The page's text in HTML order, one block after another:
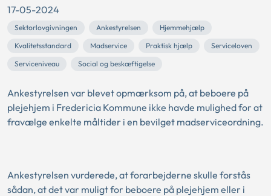
17-05-2024
Sektorlovgivningen Ankestyrelsen
Hjemmehjælp
Kvalitetsstandard
Madservice Praktisk hjælp
Serviceloven
Serviceniveau
Social og beskæftigelse
Ankestyrelsen var blevet opmærksom på, at beboere på
plejehjem i Fredericia Kommune ikke havde mulighed for at
fravælge enkelte måltider i en bevilget madserviceordning.
Ankestyrelsen vurderede, at forarbejderne skulle forstås
sådan, at det var muligt for beboere på plejehjem eller i